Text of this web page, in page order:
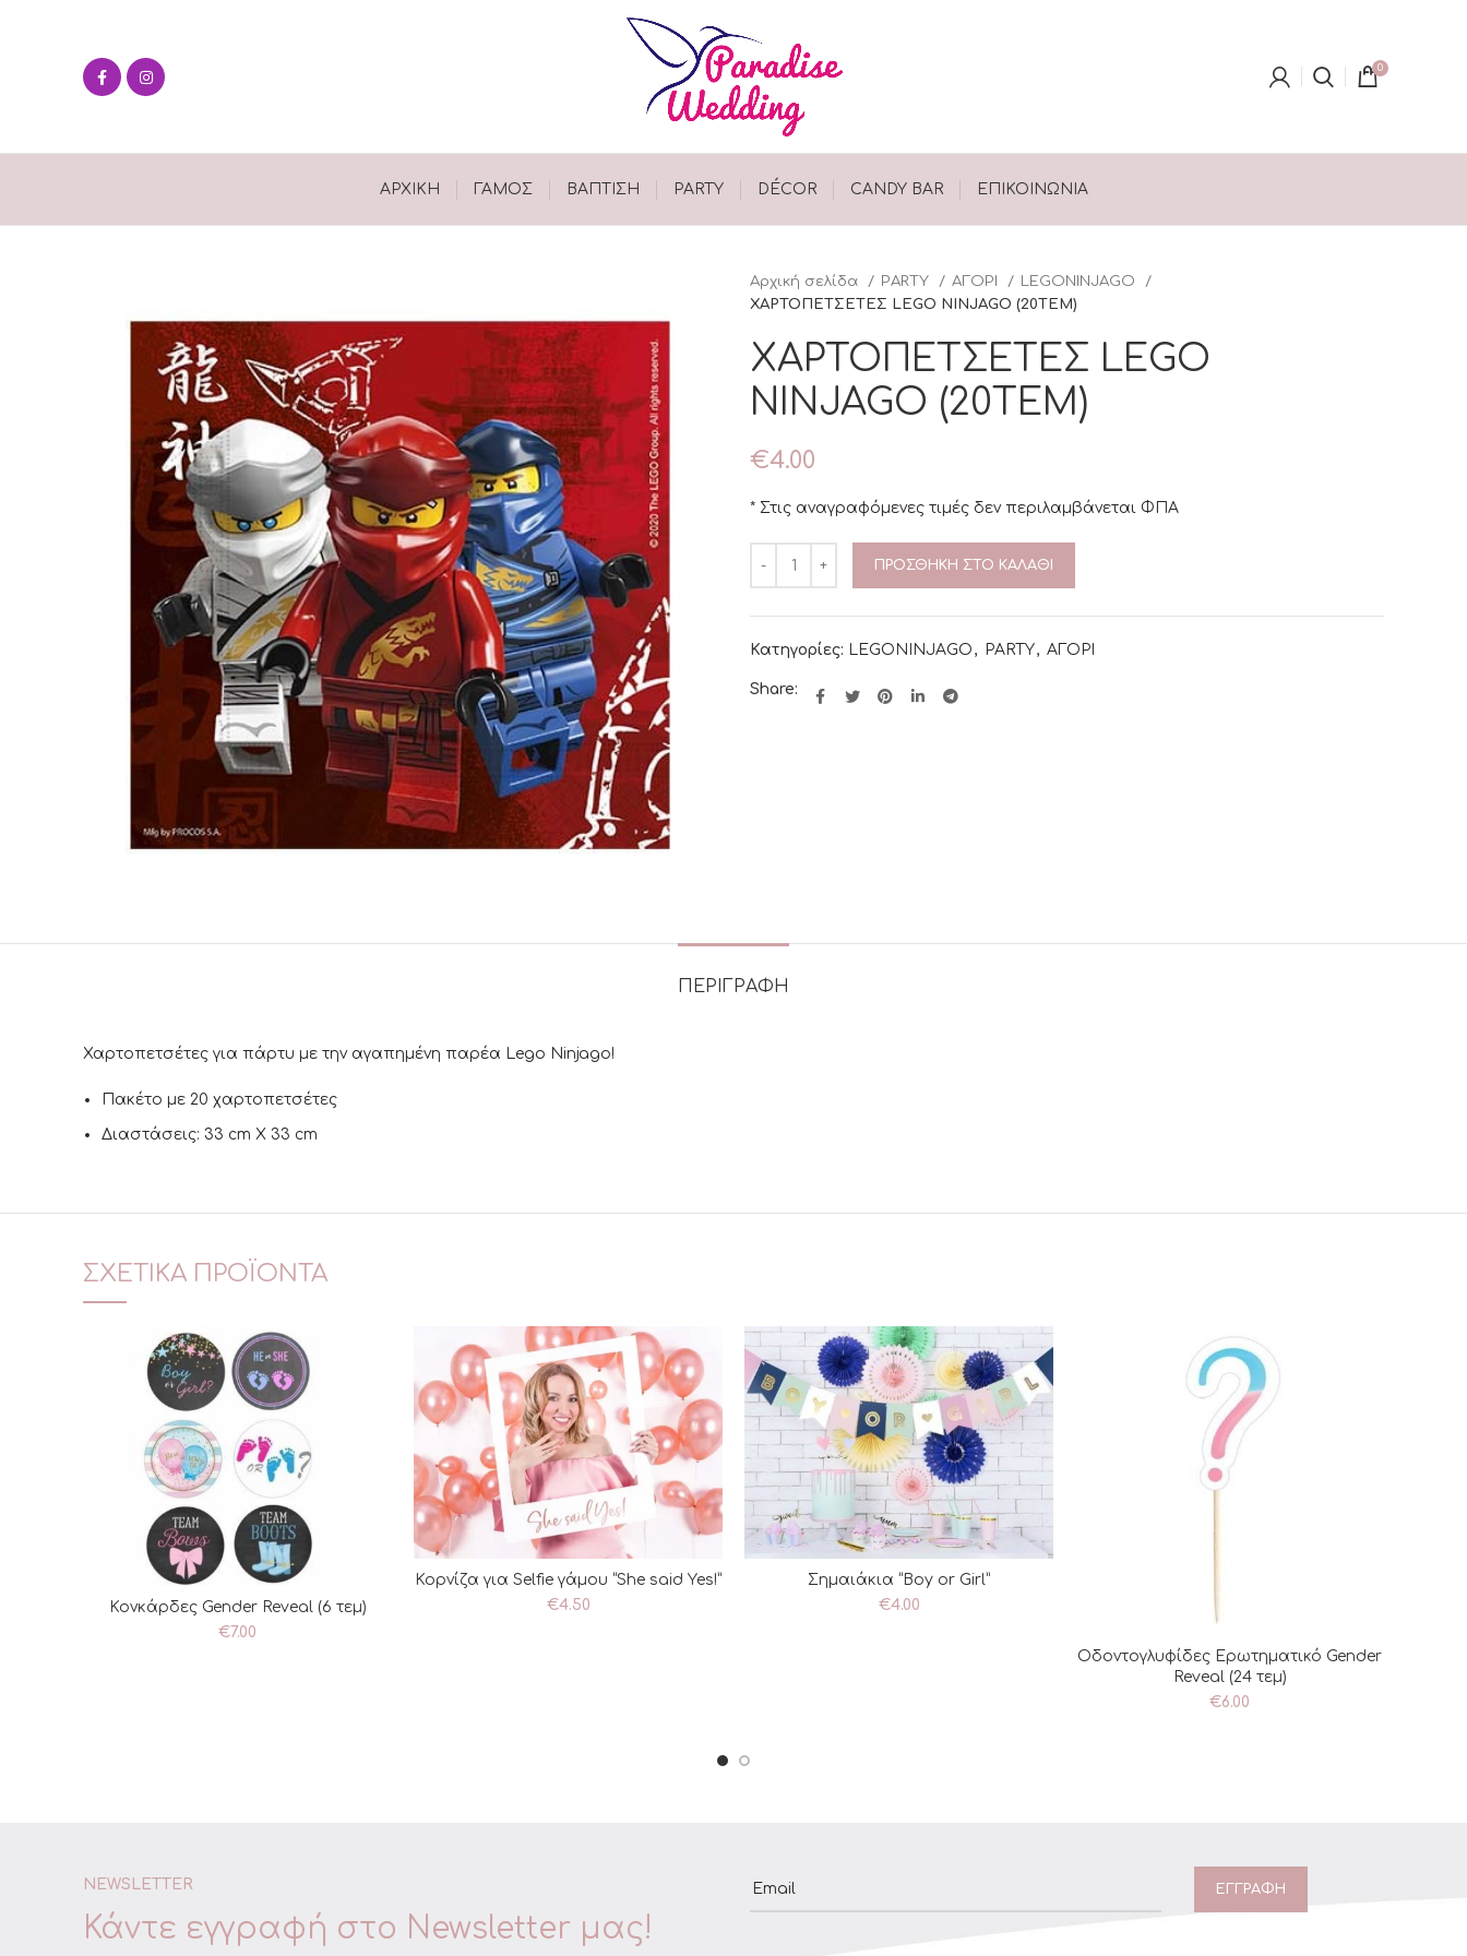
0
ΑΡΧΙΚΉ ΓΑΜΟΣ ΒΑΠΤΙΣΗ PARTY DÉCOR CANDY BAR ΕΠΙΚΟΙΝΩΝΊΑ
Αρχική σελίδα PARTY ΑΓΟΡΙ
LEGONINJAGO
ΧΑΡΤΟΠΕΤΣΕΤΕΣ LEGO NINJAGO (20ΤΕΜ)
ΧΑΡΤΟΠΕΤΣΕΤΕΣ LEGO
NINJAGO (20ΤΕΜ)
€4.00
* Στις αναγραφόμενες τιμές δεν περιλαμβάνεται ΦΠΑ
ΠΡΟΣΘΉΚΗ ΣΤΟ ΚΑΛΆΘΙ
Κατηγορίες: LEGONINJAGO , PARTY, ΑΓΟΡΙ
Share:
ΠΕΡΙΓΡΑΦΉ
Χαρτοπετσέτες για πάρτυ με την αγαπημένη παρέα Lego Ninjago!
Πακέτο με 20 χαρτοπετσέτες
Διαστάσεις: 33 cm X 33 cm
ΣΧΕΤΙΚΆ ΠΡΟΪΌΝΤΑ
ΠΡΟΣΘΉΚΗ ΣΤΟ ΚΑΛΆΘΙ
Κονκάρδες Gender Reveal (6 τεμ)
€7.00
ΠΡΟΣΘΉΚΗ ΣΤΟ ΚΑΛΆΘΙ
Κορνίζα για Selfie γάμου “She said Yes!”
€4.50
ΠΡΟΣΘΉΚΗ ΣΤΟ ΚΑΛΆΘΙ
Σημαιάκια “Boy or Girl”
€4.00
ΠΡΟΣΘΉΚΗ ΣΤΟ ΚΑΛΆΘΙ
Οδοντογλυφίδες Ερωτηματικό Gender
Reveal (24 τεμ)
€6.00
NEWSLETTER
Κάντε εγγραφή στο Newsletter μας!